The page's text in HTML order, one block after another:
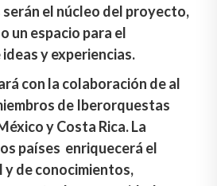
el núcleo del proyecto,
un espacio para el
y experiencias.
con la colaboración de al
de Iberorquestas
y Costa Rica. La
países enriquecerá el
de conocimientos,